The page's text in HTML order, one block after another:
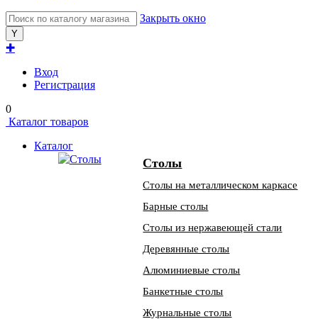
Закрыть окно
✚
Вход
Регистрация
0
Каталог товаров
Каталог
Столы
Столы на металлическом каркасе
Барные столы
Столы из нержавеющей стали
Деревянные столы
Алюминиевые столы
Банкетные столы
Журнальные столы